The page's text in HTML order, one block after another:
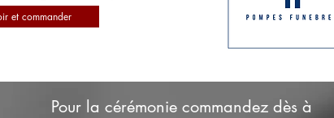
et commander
Pour la cérémonie commandez dès à